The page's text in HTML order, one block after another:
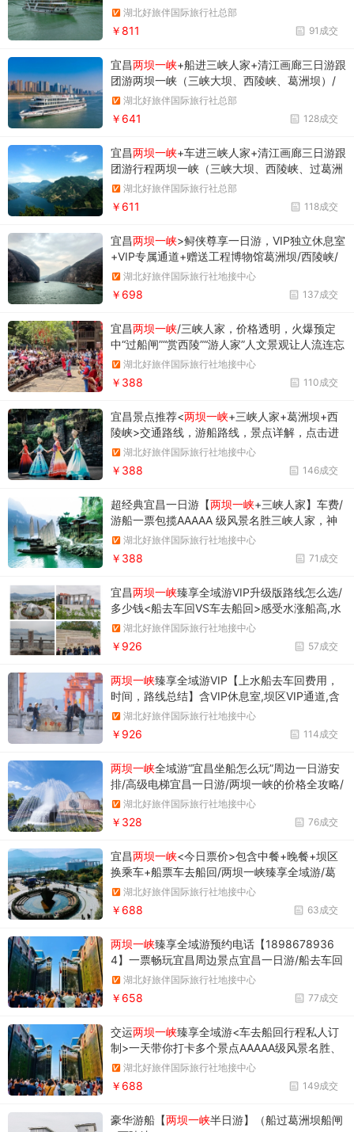
三峡升船机）/ 两坝一峡（过葛洲坝船闸、西陵
峡）/三峡人家/清江画廊
湖北好旅伴国际旅行社总部
91成交
￥811
宜昌两坝一峡+船进三峡人家+清江画廊三日游跟
团游两坝一峡（三峡大坝、西陵峡、葛洲坝）/
船进三峡人家（乘坐三峡人家1号、2号游船，山
上人家，龙津溪...）/清江画廊（倒影峡、登武落
钟离山、仙人寨...）
湖北好旅伴国际旅行社总部
128成交
￥641
宜昌两坝一峡+车进三峡人家+清江画廊三日游跟
团游行程两坝一峡（三峡大坝、西陵峡、过葛洲
坝船闸）/车进三峡人家（山上人家、龙津
溪...）/清江画廊（廊桥、船观隔河岩大坝、清江
大佛、登武落钟离山...）
湖北好旅伴国际旅行社总部
118成交
￥611
宜昌两坝一峡>鲟侠尊享一日游，VIP独立休息室
+VIP专属通道+赠送工程博物馆葛洲坝/西陵峡/
三峡大坝（九大优势，无忧出行）
湖北好旅伴国际旅行社地接中心
137成交
￥698
宜昌两坝一峡/三峡人家，价格透明，火爆预定
中“过船闸”“赏西陵”“游人家”人文景观让人流连忘
返。湖北好旅伴国际旅行社地接中心
110成交
￥388
宜昌景点推荐<两坝一峡+三峡人家+葛洲坝+西
陵峡>交通路线，游船路线，景点详解，点击进
入↓湖北好旅伴国际旅行社地接中心
146成交
￥388
超经典宜昌一日游【两坝一峡+三峡人家】车费/
游船一票包揽AAAAA 级风景名胜三峡人家，神
秘的巴楚文化，豪华游轮，
湖北好旅伴国际旅行社地接中心
71成交
￥388
宜昌两坝一峡臻享全域游VIP升级版路线怎么选/
多少钱<船去车回VS车去船回>感受水涨船高,水
降船落,赠送四楼前厅观景台/三峡工程博物馆
湖北好旅伴国际旅行社地接中心
57成交
￥926
两坝一峡臻享全域游VIP【上水船去车回费用，
时间，路线总结】含VIP休息室,坝区VIP通道,含
中餐，赠送三峡工程博物馆
湖北好旅伴国际旅行社地接中心
114成交
￥926
两坝一峡全域游“宜昌坐船怎么玩”周边一日游安
排/高级电梯宜昌一日游/两坝一峡的价格全攻略/
包含船票,中餐
湖北好旅伴国际旅行社地接中心
76成交
￥328
宜昌两坝一峡<今日票价>包含中餐+晚餐+坝区
换乘车+船票车去船回/两坝一峡臻享全域游/葛
洲坝/西陵峡/升船机/三峡大坝
湖北好旅伴国际旅行社地接中心
63成交
￥688
两坝一峡臻享全域游预约电话【1898678936
4】一票畅玩宜昌周边景点宜昌一日游/船去车回
【葛洲坝、西陵峡、升船机、三峡大坝】
湖北好旅伴国际旅行社地接中心
77成交
￥658
交运两坝一峡臻享全域游<车去船回行程私人订
制>一天带你打卡多个景点AAAAA级风景名胜、
体验水涨船高、原始峡谷风貌 、三峡大坝“超级
工程”
湖北好旅伴国际旅行社地接中心
149成交
￥688
豪华游船【两坝一峡半日游】（船过葛洲坝船闸